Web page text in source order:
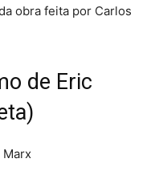
obra feita por Carlos
de Eric
Marx